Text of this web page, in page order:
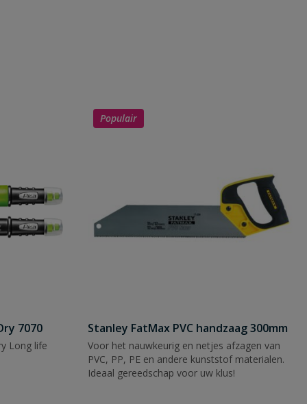
7070
Long life
Populair
Stanley FatMax PVC handzaag 300mm
Voor het nauwkeurig en netjes afzagen van
PVC, PP, PE en andere kunststof materialen.
Ideaal gereedschap voor uw klus!